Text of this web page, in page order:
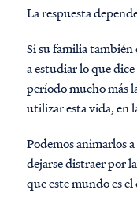
La respuesta
Si su familia
a estudiar lo que
período mucho más
utilizar esta vida, en
Podemos animarlos
dejarse distraer por
que este mundo es